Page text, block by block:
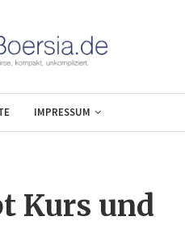
IMPRESSUM
Kurs und